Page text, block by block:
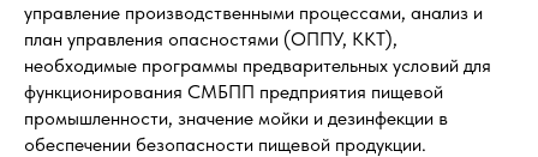
управление производственными процессами, анализ и
план управления опасностями (ОППУ, ККТ),
необходимые программы предварительных условий для
функционирования СМБПП предприятия пищевой
промышленности, значение мойки и дезинфекции в
обеспечении безопасности пищевой продукции.